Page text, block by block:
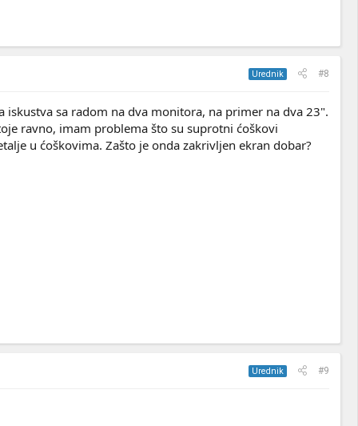
Urednik #8
sa radom na dva monitora, na primer na dva 23".
ravno, imam problema što su suprotni ćoškovi
u ćoškovima. Zašto je onda zakrivljen ekran dobar?
Urednik #9